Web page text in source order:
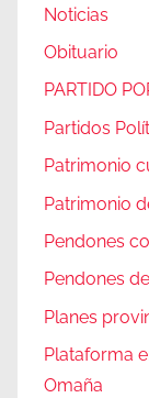
Noticias
Obituario
PARTIDO
Partidos
Patrimonio
Patrimonio
Pendones
Pendones
Planes
Plataforma
Omaña